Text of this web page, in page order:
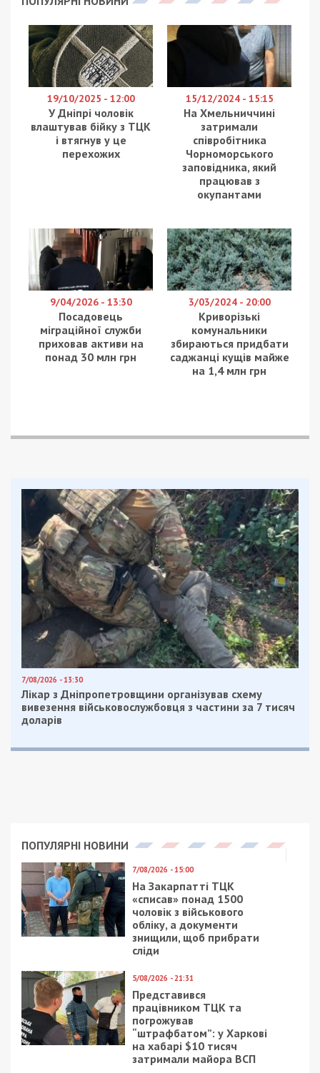
Посадовцю державного підприємства
“Український державний центр радіочастот”
повідомлено про підозру у службовій недбалості.
За його вини при закупці принтерів було
переплачено 1,4 млн грн. Про це повідомляє49000
з посиланням на Київську міську прокуратуру.
Встановлено, що у вересні 2023 державне
підприємство та приватна компанія уклали
договір на постачання принтерів та
“За даними слідства, посадовець при розробленні та
Таким чином, згідно з повідомленням
прокуратури, фактично за кожен принтер
переплатили близько 10 тис. грн.
“Проведеними експертизами встановлено, що загальна
вартість закуплених товарів завищена на 1,4 млн грн”,
– вказано в повідомленні.
Нагадаємо, раніше ми повідомляли про те,
щомати, син-дезертир та його брат провернули
шахрайську схему.
Facebook
Категории:Гроші| Метки:гроші,службова
Приєднуйтесь також до 49000 в Google News. Слідкуйте
за останніми новинами!
Приєднатися
Предыдущая статья:
Новинському повідомили про підозру в
несплаті 4,3 млрд гривень податків